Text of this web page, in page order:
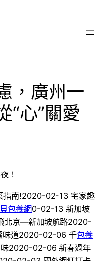
，廣州一
“心”關愛
！
指南!2020-02-13 宅家趣
包養網0-02-13 新加坡
北京—新加坡航路2020-
味道2020-02-06 千包養
味2020-02-06 新春過年